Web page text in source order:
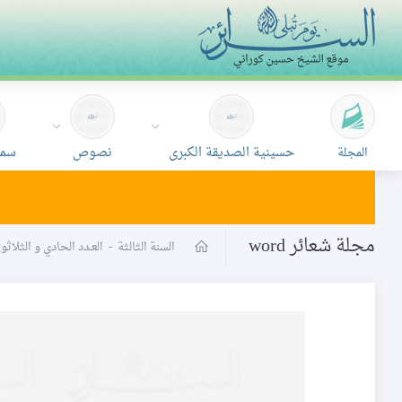
المجلة حسينية الصديقة الكبرى نصوص
مجلة شعائر word
السنة الثالثة - العـدد الحادي و